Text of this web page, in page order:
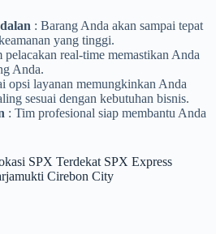
: Barang Anda akan sampai tepat
yang tinggi.
pelacakan real-time memastikan Anda
Anda.
opsi layanan memungkinkan Anda
sesuai dengan kebutuhan bisnis.
: Tim profesional siap membantu Anda
SPX Terdekat SPX Express
Cirebon City